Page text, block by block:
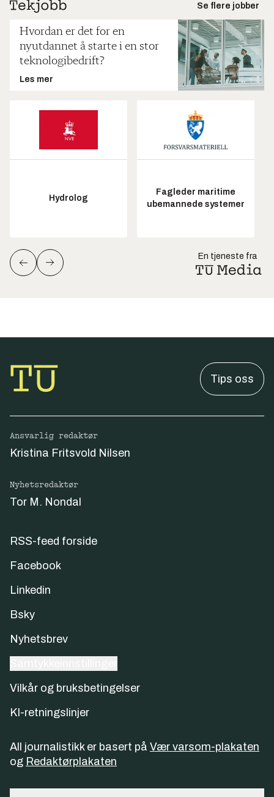
Se flere jobber
Hvordan er det for en
nyutdannet å starte i en stor
teknologibedrift?
Les mer
Hydrolog
Fagleder maritime
ubemannede systemer
En tjeneste fra
Tips oss
Ansvarlig redaktør
Kristina Fritsvold Nilsen
Nyhetsredaktør
Tor M. Nondal
RSS-feed forside
Facebook
Linkedin
Bsky
Nyhetsbrev
Vilkår og bruksbetingelser
KI-retningslinjer
All journalistikk er basert på Vær varsom-plakaten
og Redaktørplakaten